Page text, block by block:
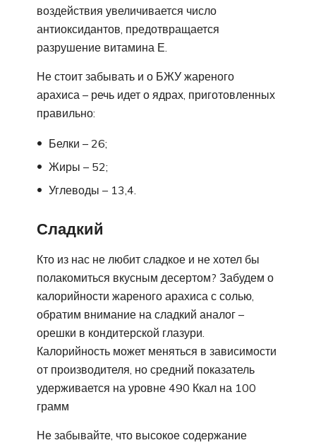
воздействия увеличивается число
антиоксидантов, предотвращается
разрушение витамина Е.
Не стоит забывать и о БЖУ жареного
арахиса – речь идет о ядрах, приготовленных
правильно:
Белки – 26;
Жиры – 52;
Углеводы – 13,4.
Сладкий
Кто из нас не любит сладкое и не хотел бы
полакомиться вкусным десертом? Забудем о
калорийности жареного арахиса с солью,
обратим внимание на сладкий аналог –
орешки в кондитерской глазури.
Калорийность может меняться в зависимости
от производителя, но средний показатель
удерживается на уровне 490 Ккал на 100
грамм
Не забывайте, что высокое содержание